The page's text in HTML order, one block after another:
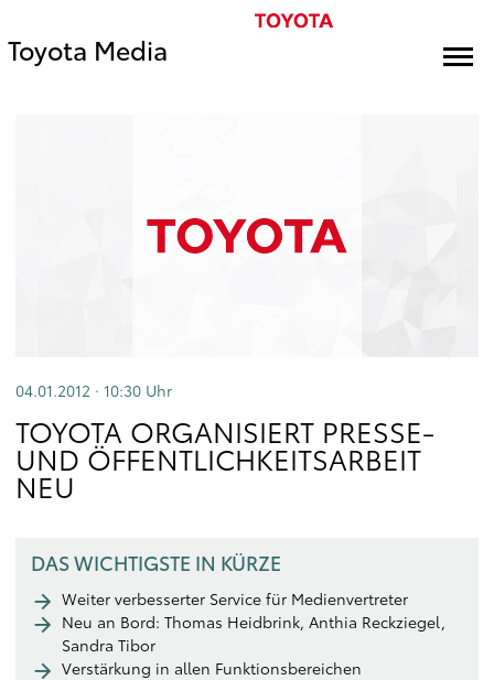
Toyota Media
04.01.2012 · 10:30 Uhr
TOYOTA ORGANISIERT PRESSE-
UND ÖFFENTLICHKEITSARBEIT
NEU
DAS WICHTIGSTE IN KÜRZE
Weiter verbesserter Service für Medienvertreter
Neu an Bord: Thomas Heidbrink, Anthia Reckziegel,
Sandra Tibor
Verstärkung in allen Funktionsbereichen